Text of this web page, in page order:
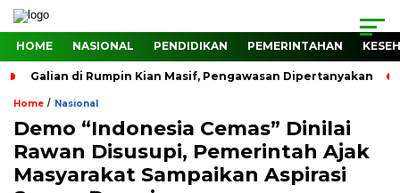
HOME NASIONAL PENDIDIKAN PEMERINTAHAN
Galian di Rumpin Kian Masif, Pengawasan Dipertanyakan
Home / Nasional
Demo “Indonesia Cemas” Dinilai
Rawan Disusupi, Pemerintah Ajak
Masyarakat Sampaikan Aspirasi